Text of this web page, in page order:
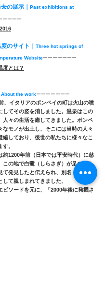
の展示｜ Past exhibitions at
ーーーー
2016
のサイト｜ Three hot springs of
Websiteーーーーーーー
度とは？
About the workーーーーーーー
、イタリアのポンペイの町は火山の噴
してその姿を消しました。温泉はこの
人々の生活を癒してきました。ポンペ
なモノが出土し、そこには当時の人々
縮しており、後世の私たちに様々なこ
す。
約1200年前（日本では平安時代）に慈
この地で白鷺（しらさぎ）が足の傷を
て発見したと伝えられ、別名「鷺の湯
して親しまれてきました。
ピソードを元に、「2000年後に発掘さ